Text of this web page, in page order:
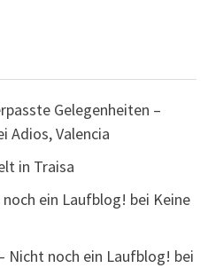
Gelegenheiten –
Adios, Valencia
in Traisa
ein Laufblog! bei Keine
Nicht noch ein Laufblog! bei